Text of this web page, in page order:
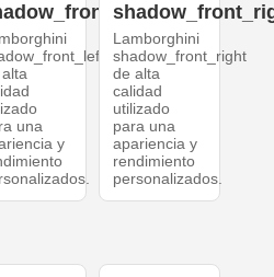
una
y
Lamborghini
shadow_front_right
de alta
calidad
utilizado
para una
apariencia y
rendimiento
personalizados.